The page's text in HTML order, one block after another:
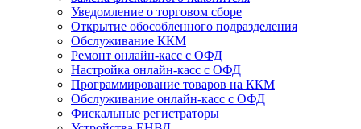
Уведомление о торговом сборе
Открытие обособленного подразделения
Обслуживание ККМ
Ремонт онлайн-касс с ОФД
Настройка онлайн-касс с ОФД
Программирование товаров на ККМ
Обслуживание онлайн-касс с ОФД
Фискальные регистраторы